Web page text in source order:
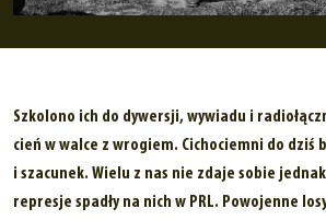
Szkolono ich do dywersji, wywiadu i
cień w walce z wrogiem. Cichociemni do dziś
i szacunek. Wielu z nas nie zdaje sobie
represje spadły na nich w PRL. Powojenne